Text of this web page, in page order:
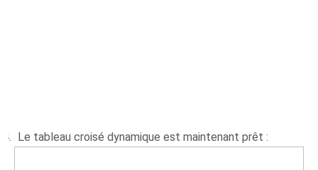
Le tableau croisé dynamique est maintenant prêt :